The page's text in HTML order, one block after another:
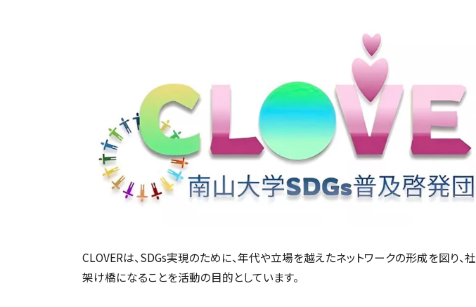
CLOVERは、SDGs実現のために、年代や立場を越えたネットワークの形成を図り、
架け橋になることを活動の目的としています。